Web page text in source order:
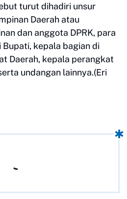
turut dihadiri unsur
Daerah atau
dan anggota DPRK, para
kepala bagian di
Daerah, kepala perangkat
undangan lainnya.(Eri